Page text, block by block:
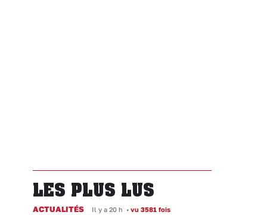
LES PLUS LUS
ACTUALITÉS Il y a 20 h • vu 3581 fois